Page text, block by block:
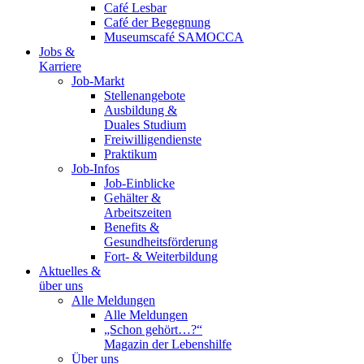
Café Lesbar
Café der Begegnung
Museumscafé SAMOCCA
Jobs &
Karriere
Job-Markt
Stellenangebote
Ausbildung &
Duales Studium
Freiwilligendienste
Praktikum
Job-Infos
Job-Einblicke
Gehälter &
Arbeitszeiten
Benefits &
Gesundheitsförderung
Fort- & Weiterbildung
Aktuelles &
über uns
Alle Meldungen
Alle Meldungen
„Schon gehört…?“
Magazin der Lebenshilfe
Über uns